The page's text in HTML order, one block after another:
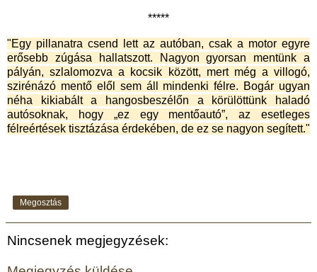
*****
"Egy pillanatra csend lett az autóban, csak a motor egyre
erősebb zúgása hallatszott. Nagyon gyorsan mentünk a
pályán, szlalomozva a kocsik között, mert még a villogó,
szirénázó mentő elől sem áll mindenki félre. Bogár ugyan
néha kikiabált a hangosbeszélőn a körülöttünk haladó
autósoknak, hogy „ez egy mentőautó”, az esetleges
félreértések tisztázása érdekében, de ez se nagyon segített."
Megosztás
Nincsenek megjegyzések: